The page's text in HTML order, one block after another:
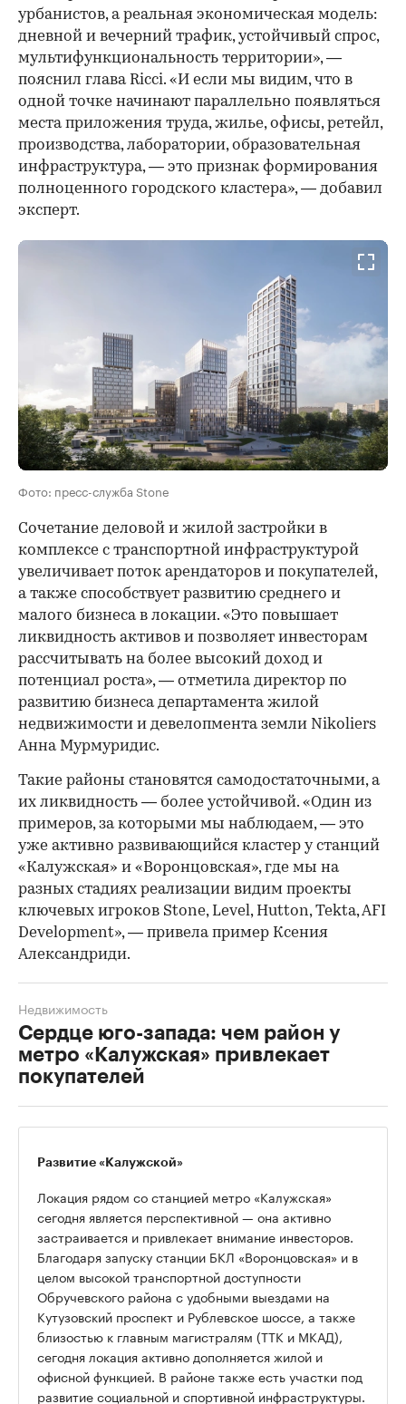
урбанистов, а реальная экономическая модель:
дневной и вечерний трафик, устойчивый спрос,
мультифункциональность территории», —
пояснил глава Ricci. «И если мы видим, что в
одной точке начинают параллельно появляться
места приложения труда, жилье, офисы, ретейл,
производства, лаборатории, образовательная
инфраструктура, — это признак формирования
полноценного городского кластера», — добавил
эксперт.
Фото: пресс-служба Stone
Сочетание деловой и жилой застройки в
комплексе с транспортной инфраструктурой
увеличивает поток арендаторов и покупателей,
а также способствует развитию среднего и
малого бизнеса в локации. «Это повышает
ликвидность активов и позволяет инвесторам
рассчитывать на более высокий доход и
потенциал роста», — отметила директор по
развитию бизнеса департамента жилой
недвижимости и девелопмента земли Nikoliers
Анна Мурмуридис.
Такие районы становятся самодостаточными, а
их ликвидность — более устойчивой. «Один из
примеров, за которыми мы наблюдаем, — это
уже активно развивающийся кластер у станций
«Калужская» и «Воронцовская», где мы на
разных стадиях реализации видим проекты
ключевых игроков Stone, Level, Hutton, Tekta, AFI
Development», — привела пример Ксения
Александриди.
Сердце юго-запада: чем район у
метро «Калужская» привлекает
покупателей
Недвижимость
Развитие «Калужской»
Локация рядом со станцией метро «Калужская»
сегодня является перспективной — она активно
застраивается и привлекает внимание инвесторов.
Благодаря запуску станции БКЛ «Воронцовская» и в
целом высокой транспортной доступности
Обручевского района с удобными выездами на
Кутузовский проспект и Рублевское шоссе, а также
близостью к главным магистралям (ТТК и МКАД),
сегодня локация активно дополняется жилой и
офисной функцией. В районе также есть участки под
развитие социальной и спортивной инфраструктуры.